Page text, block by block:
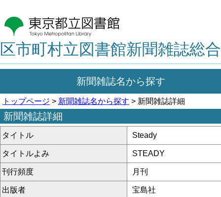
区市町村立図書館新聞雑誌総
新聞雑誌名から探す
トップページ > 新聞雑誌名から探す > 新聞雑誌詳細
新聞雑誌詳細
タイトル Steady
タイトルよみ STEADY
刊行頻度 月刊
出版者 宝島社